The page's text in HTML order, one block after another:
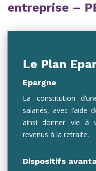
entreprise –
Le Plan
Epargne
La constitution
salariés, avec l’aide
ainsi donner vie à
revenus à la retraite.
Dispositifs